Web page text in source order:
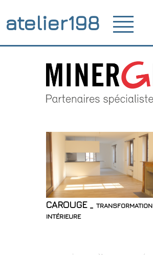
atelier198
CAROUGE _ transformation
intérieure